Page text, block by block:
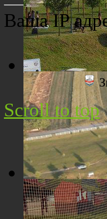
Плажа "Топољар" -
Плажа "Топољар" -
Ваша IP
Scroll to top